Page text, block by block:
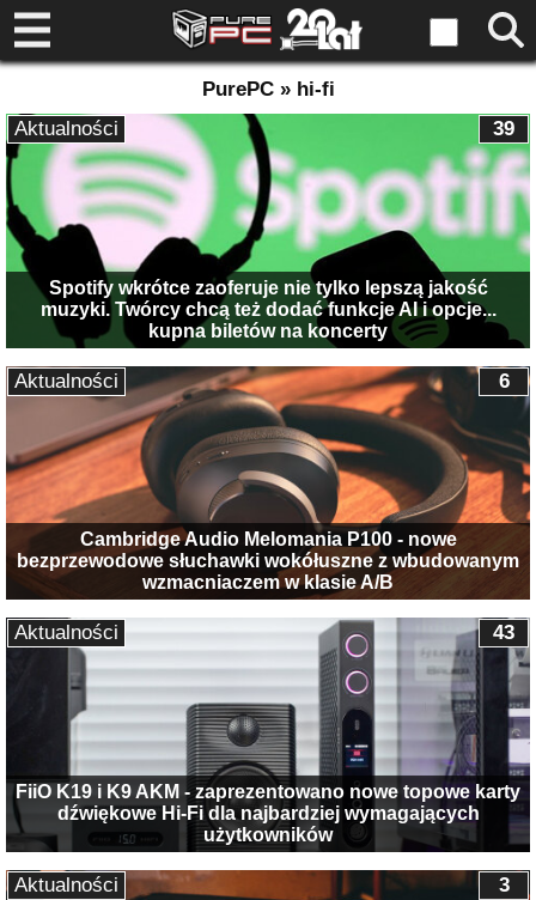
PurePC » hi-fi
Spotify wkrótce zaoferuje nie tylko lepszą jakość
muzyki. Twórcy chcą też dodać funkcje AI i opcje...
kupna biletów na koncerty
39
Aktualności
Cambridge Audio Melomania P100 - nowe
bezprzewodowe słuchawki wokółuszne z wbudowanym
wzmacniaczem w klasie A/B
6
Aktualności
FiiO K19 i K9 AKM - zaprezentowano nowe topowe karty
dźwiękowe Hi-Fi dla najbardziej wymagających
użytkowników
43
Aktualności
3
Aktualności